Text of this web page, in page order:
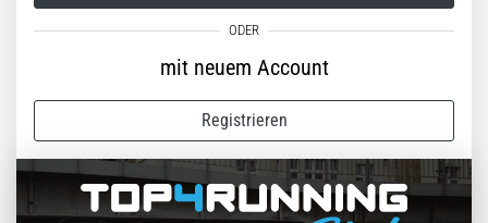
die…
Alle
mit neuem Account
Registrieren